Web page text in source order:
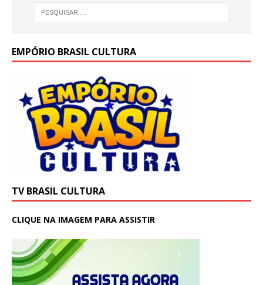
EMPÓRIO BRASIL CULTURA
TV BRASIL CULTURA
CLIQUE NA IMAGEM PARA ASSISTIR